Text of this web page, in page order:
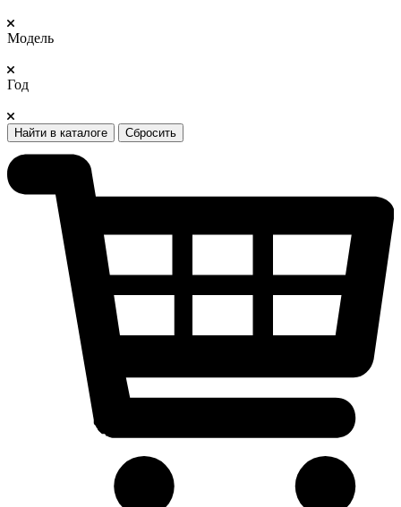
Модель
Год
Найти в каталоге Сбросить